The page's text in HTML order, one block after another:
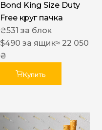
Bond King Size Duty
Free круг пачка
₴531 за блок
$490 за ящик≈ 22 050
₴
Купить